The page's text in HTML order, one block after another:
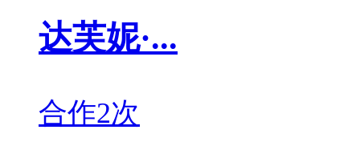
达芙妮·...
合作2次